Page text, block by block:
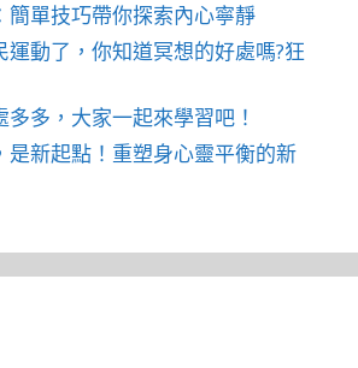
簡單技巧帶你探索內心寧靜
運動了，你知道冥想的好處嗎?狂
多，大家一起來學習吧！
是新起點！重塑身心靈平衡的新